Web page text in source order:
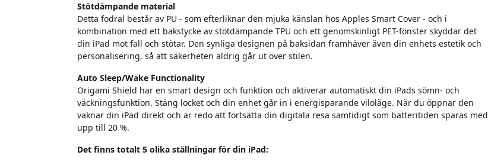
Stötdämpande material
Detta fodral består av PU - som efterliknar den mjuka känslan hos Apples Smart Cover - och i
kombination med ett bakstycke av stötdämpande TPU och ett genomskinligt PET-fönster skyddar det
din iPad mot fall och stötar. Den synliga designen på baksidan framhäver även din enhets estetik och
personalisering, så att säkerheten aldrig går ut över stilen.
Auto Sleep/Wake Functionality
Origami Shield har en smart design och funktion och aktiverar automatiskt din iPads sömn- och
väckningsfunktion. Stäng locket och din enhet går in i energisparande viloläge. När du öppnar den
vaknar din iPad direkt och är redo att fortsätta din digitala resa samtidigt som batteritiden sparas med
upp till 20 %.
Det finns totalt 5 olika ställningar för din iPad: